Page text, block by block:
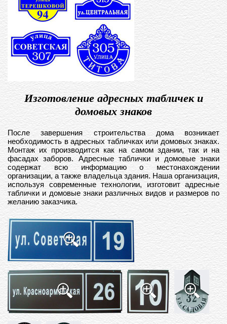
Изготовление адресных табличек и
домовых знаков
После завершения строительства дома возникает
необходимость в адресных табличках или домовых знаках.
Монтаж их производится как на самом здании, так и на
фасадах заборов. Адресные таблички и домовые знаки
содержат всю информацию о местонахождении
организации, а также владельца здания. Наша организация,
используя современные технологии, изготовит адресные
таблички и домовые знаки различных видов и размеров по
желанию заказчика.